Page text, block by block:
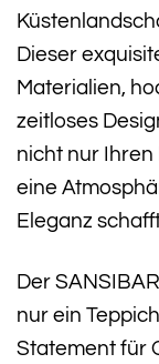
Dieser
Materialien,
zeitloses
nicht nur
eine
Eleganz
Der
nur ein
Statement für